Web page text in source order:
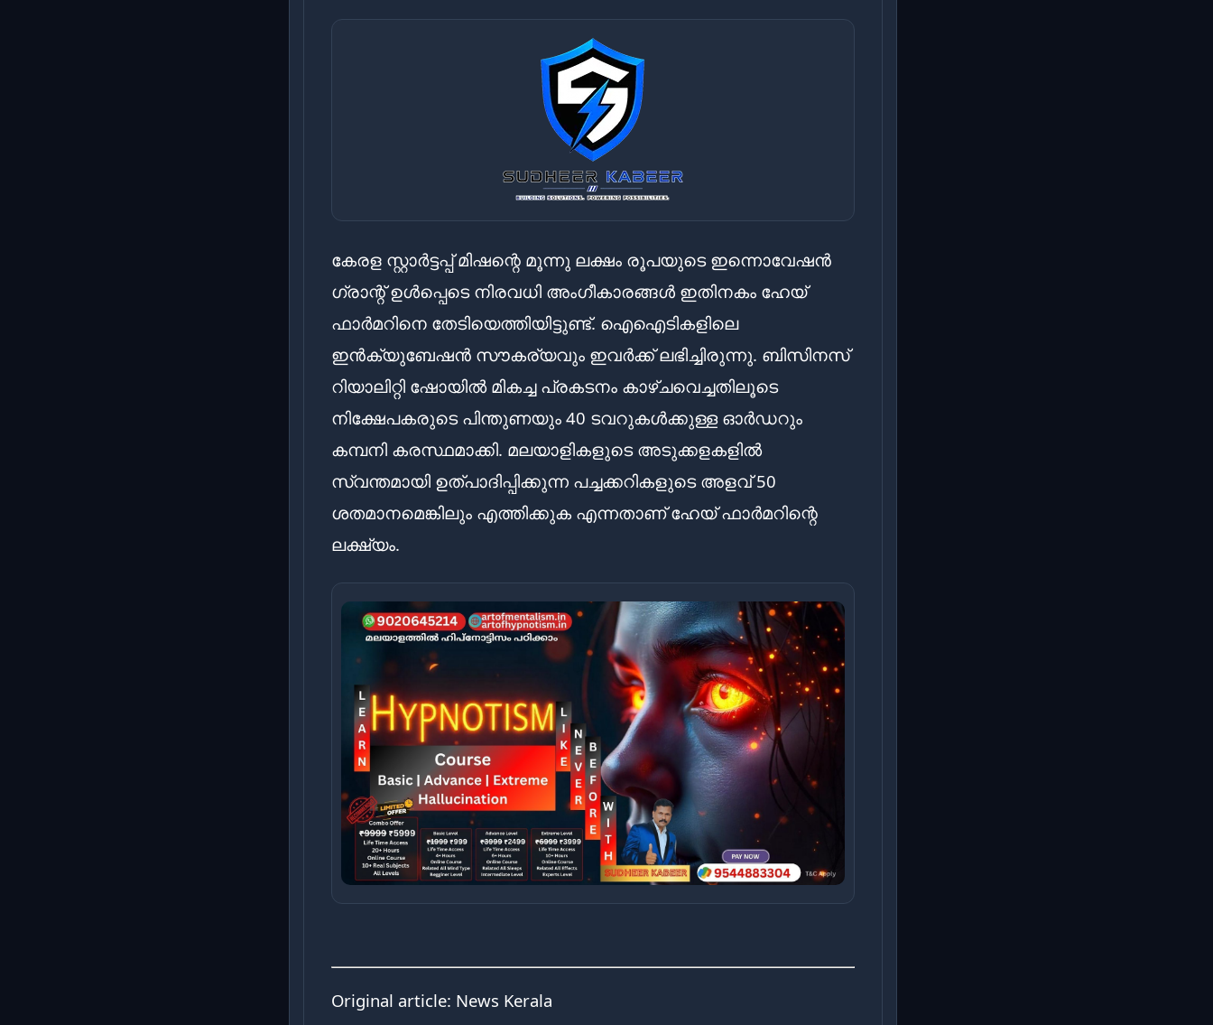
കേരള സ്റ്റാർട്ടപ്പ് മിഷന്റെ മൂന്നു ലക്ഷം രൂപയുടെ ഇന്നൊവേഷൻ
ഗ്രാന്റ് ഉൾപ്പെടെ നിരവധി അംഗീകാരങ്ങൾ ഇതിനകം ഹേയ്
ഫാർമറിനെ തേടിയെത്തിയിട്ടുണ്ട്. ഐഐടികളിലെ
ഇൻക്യുബേഷൻ സൗകര്യവും ഇവർക്ക് ലഭിച്ചിരുന്നു. ബിസിനസ്
റിയാലിറ്റി ഷോയിൽ മികച്ച പ്രകടനം കാഴ്ചവെച്ചതിലൂടെ
നിക്ഷേപകരുടെ പിന്തുണയും 40 ടവറുകൾക്കുള്ള ഓർഡറും
കമ്പനി കരസ്ഥമാക്കി. മലയാളികളുടെ അടുക്കളകളിൽ
സ്വന്തമായി ഉത്പാദിപ്പിക്കുന്ന പച്ചക്കറികളുടെ അളവ് 50
ശതമാനമെങ്കിലും എത്തിക്കുക എന്നതാണ് ഹേയ് ഫാർമറിന്റെ
ലക്ഷ്യം.
Original article: News Kerala